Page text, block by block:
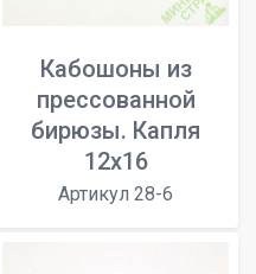
Кабошоны из
прессованной
бирюзы. Капля
12х16
Артикул 28-6